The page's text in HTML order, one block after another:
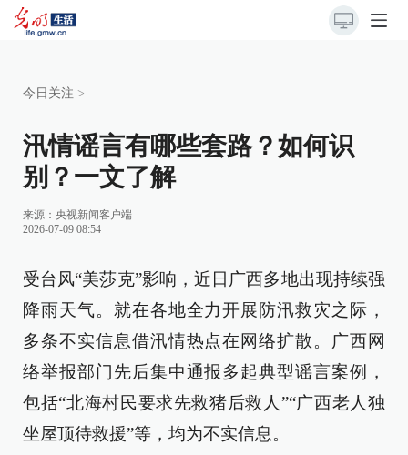
今日关注 >
汛情谣言有哪些套路？如何识
别？一文了解
来源： 央视新闻客户端
2026-07-09 08:54
受台风“美莎克”影响，近日广西多地出现持续强
降雨天气。就在各地全力开展防汛救灾之际，
多条不实信息借汛情热点在网络扩散。广西网
络举报部门先后集中通报多起典型谣言案例，
包括“北海村民要求先救猪后救人”“广西老人独
坐屋顶待救援”等，均为不实信息。